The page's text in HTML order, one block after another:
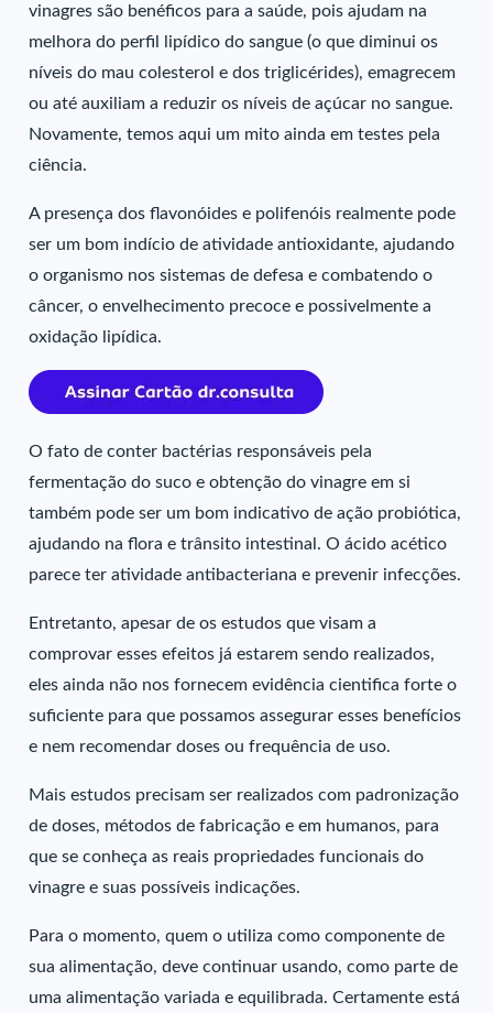
vinagres são benéficos para a saúde, pois ajudam na
melhora do perfil lipídico do sangue (o que diminui os
níveis do mau colesterol e dos triglicérides), emagrecem
ou até auxiliam a reduzir os níveis de açúcar no sangue.
Novamente, temos aqui um mito ainda em testes pela
ciência.
A presença dos flavonóides e polifenóis realmente pode
ser um bom indício de atividade antioxidante, ajudando
o organismo nos sistemas de defesa e combatendo o
câncer, o envelhecimento precoce e possivelmente a
oxidação lipídica.
O fato de conter bactérias responsáveis pela
fermentação do suco e obtenção do vinagre em si
também pode ser um bom indicativo de ação probiótica,
ajudando na flora e trânsito intestinal. O ácido acético
parece ter atividade antibacteriana e prevenir infecções.
Entretanto, apesar de os estudos que visam a
comprovar esses efeitos já estarem sendo realizados,
eles ainda não nos fornecem evidência cientifica forte o
suficiente para que possamos assegurar esses benefícios
e nem recomendar doses ou frequência de uso.
Mais estudos precisam ser realizados com padronização
de doses, métodos de fabricação e em humanos, para
que se conheça as reais propriedades funcionais do
vinagre e suas possíveis indicações.
Para o momento, quem o utiliza como componente de
sua alimentação, deve continuar usando, como parte de
uma alimentação variada e equilibrada. Certamente está